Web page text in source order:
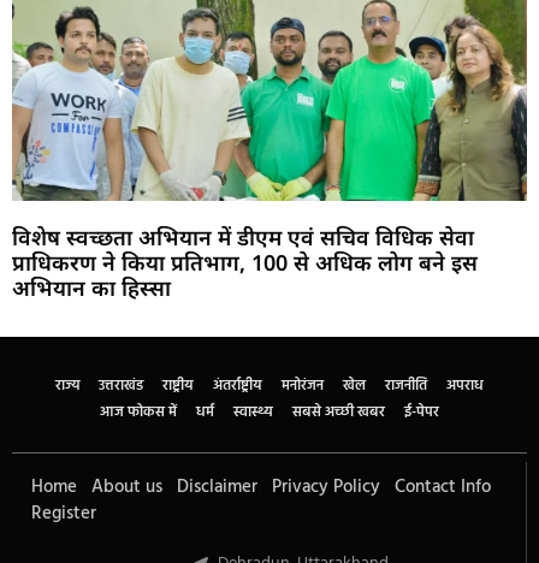
विशेष स्वच्छता अभियान में डीएम एवं सचिव विधिक सेवा
प्राधिकरण ने किया प्रतिभाग, 100 से अधिक लोग बने इस
अभियान का हिस्सा
राज्य उत्तराखंड राष्ट्रीय अंतर्राष्ट्रीय मनोरंजन खेल राजनीति
अपराध
आज फोकस में
धर्म स्वास्थ्य सबसे अच्छी खबर ई-पेपर
Home About us Disclaimer Privacy Policy Contact Info
Register